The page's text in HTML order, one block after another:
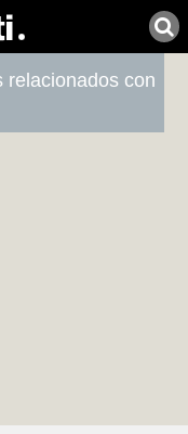
relacionados con